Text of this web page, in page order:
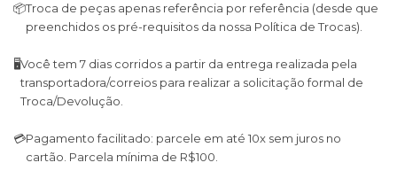
📦Troca de peças apenas referência por referência (desde que
preenchidos os pré-requisitos da nossa Política de Trocas).
🖥Você tem 7 dias corridos a partir da entrega realizada pela
transportadora/correios para realizar a solicitação formal de
Troca/Devolução.
💳Pagamento facilitado: parcele em até 10x sem juros no
cartão. Parcela mínima de R$100.